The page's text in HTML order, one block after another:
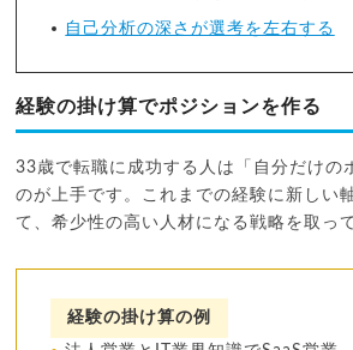
自己分析の深さが選考を左右する
経験の掛け算でポジションを作る
33歳で転職に成功する人は「自分だけの
のが上手です。これまでの経験に新しい
て、希少性の高い人材になる戦略を取っ
経験の掛け算の例